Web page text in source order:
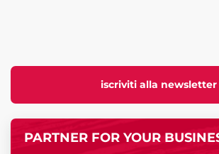
iscriviti alla newsletter
PARTNER FOR YOUR